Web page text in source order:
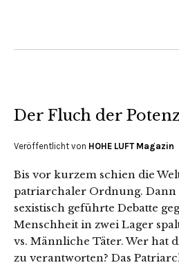
Der Fluch der
Veröffentlicht von HOHE LUFT Magazin
Bis vor kurzem schien die
patriarchaler Ordnung. Dann
sexistisch geführte Debatte
Menschheit in zwei Lager
vs. Männliche Täter. Wer hat
zu verantworten? Das